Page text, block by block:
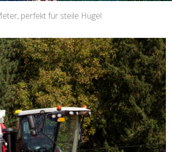
perfekt für steile Hügel